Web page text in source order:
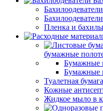
Пленка и бахилы
бумажные
Бумажные
Бумажные
Туалетная бумага
Кожные
Жидкое мыло в